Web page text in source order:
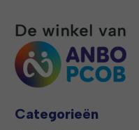
Categorieën